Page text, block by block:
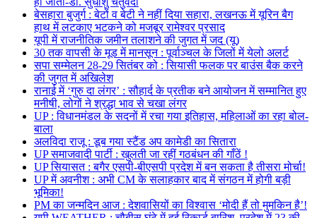
बेसहारा बुजुर्ग : बेटों व बेटी ने नहीं दिया सहारा, लखनऊ में यूरिन बैग
हाथ में लटकाए भटकने को मजबूर रामेश्वर प्रसाद
यूपी में राजनीतिक जमीन तलाशने की जुगत में जद (यू)
30 तक वापसी के मूड में मानसून : पूर्वाञ्चल के जिलों में येलो अलर्ट
सपा सम्मेलन 28-29 सितंबर को : सियासी फलक पर बाउंस बैक करने
की जुगत में अखिलेश
रानाई में ‘गुरु दा लंगर’ : सौहार्द के प्रतीक बने आयोजन में सम्मानित हुए
मनीषी, लोगों ने श्रद्धा भाव से चखा लंगर
UP : विधानमंडल के सदनों में रचा गया इतिहास, महिलाओं का रहा बोल-
बाला
अलविदा राजू : डूब गया स्टैंड अप कामेडी का सितारा
UP समाजवादी पार्टी : खुलती जा रहीं गठबंधन की गाँठें !
UP सियासत : बगैर एसपी-बीएसपी प्रदेश में बन सकता है तीसरा मोर्चा!
UP में अवनीश : अभी CM के सलाहकार बाद में संगठन में होगी बड़ी
भूमिका!
PM का जन्मदिन आज : देशवासियों का विश्वास ‘मोदी हैं तो मुमकिन है’!